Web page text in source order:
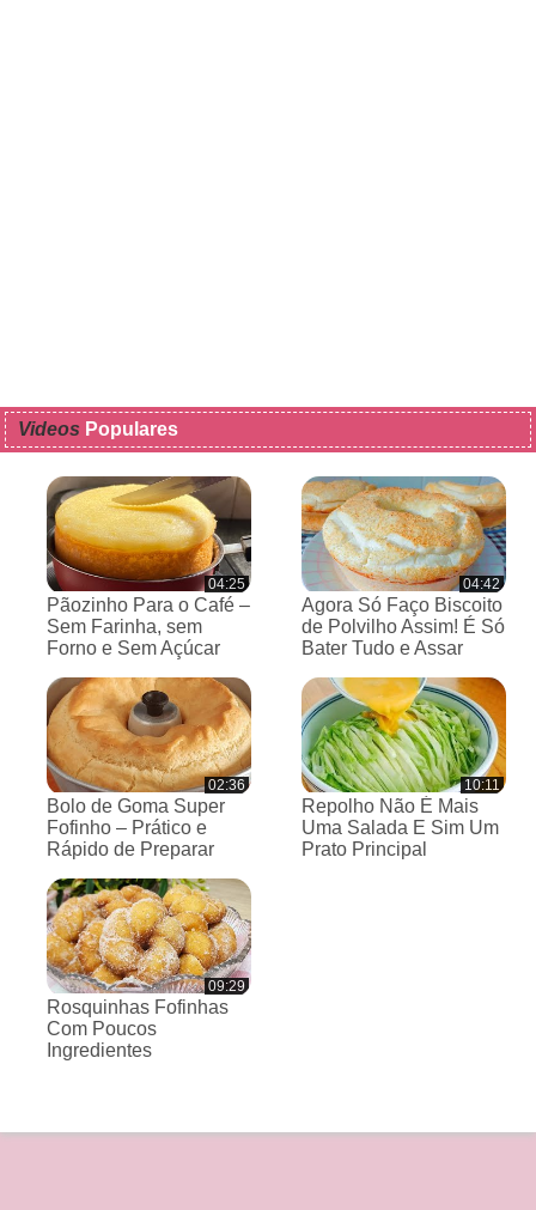
Videos Populares
04:25
Pãozinho Para o Café –
Sem Farinha, sem
Forno e Sem Açúcar
04:42
Agora Só Faço Biscoito
de Polvilho Assim! É Só
Bater Tudo e Assar
02:36
Bolo de Goma Super
Fofinho – Prático e
Rápido de Preparar
10:11
Repolho Não É Mais
Uma Salada E Sim Um
Prato Principal
09:29
Rosquinhas Fofinhas
Com Poucos
Ingredientes